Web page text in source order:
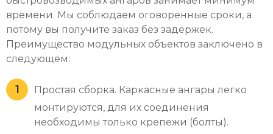
времени. Мы соблюдаем оговоренные сроки, а
потому вы получите заказ без задержек.
Преимущество модульных объектов заключено в
следующем:
Простая сборка. Каркасные ангары легко
монтируются, для их соединения
необходимы только крепежи (болты).